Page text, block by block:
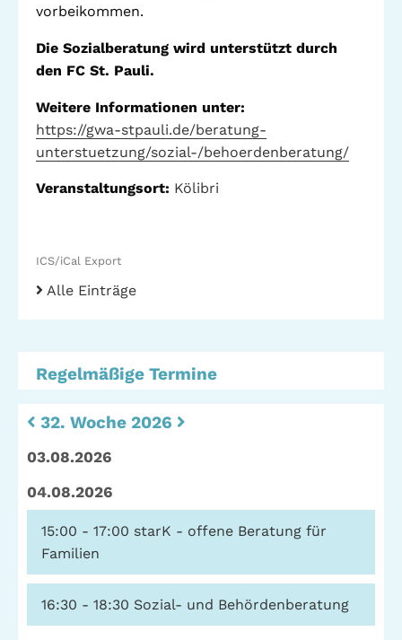
Big Point
Mieter helfern
Mietern
Familienberatung –
für Fragen zur
Erziehung
Gemeinwesenarbeit | Kulturarbeit | Sozialarbeit
Hein-Köllisch-Platz 11 + 12, 20359 Hamburg
E-Mail:info@gwa-stpauli.de
Spenden: Investieren Sie in die GWA!
News
Kontakt Impressum Datenschutz
vorbeikommen.
Die Sozialberatung wird unterstützt durch
den FC St. Pauli.
Weitere Informationen unter:
https://gwa-stpauli.de/beratung-
unterstuetzung/sozial-/behoerdenberatung/
Veranstaltungsort: Kölibri
ICS/iCal Export
Alle Einträge
Regelmäßige Termine
32. Woche 2026
03.08.2026
04.08.2026
15:00 - 17:00 starK - offene Beratung für
Familien
16:30 - 18:30 Sozial- und Behördenberatung